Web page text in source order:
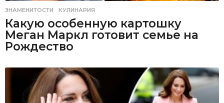
ЗНАМЕНИТОСТИ ,КУЛИНАРИЯ
Какую особенную картошку
Меган Маркл готовит семье на
Рождество